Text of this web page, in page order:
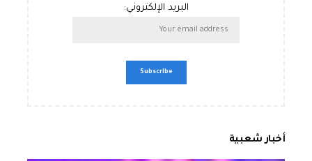
البريد الإلكتروني:
أخبار شعبية